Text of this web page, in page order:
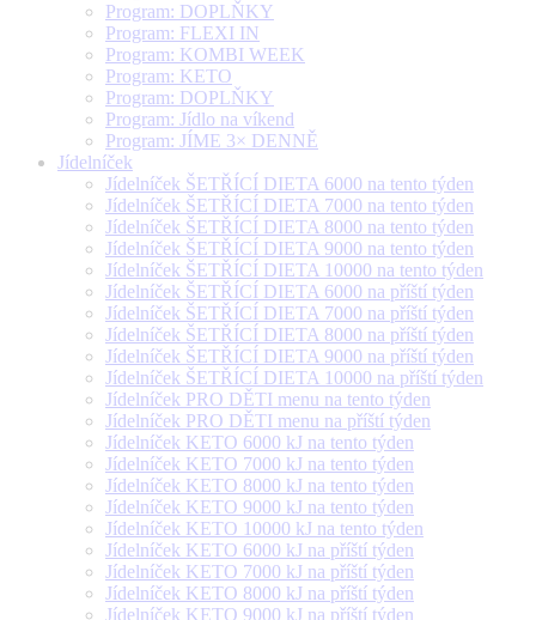
Program: DOPLŇKY
Program: FLEXI IN
Program: KOMBI WEEK
Program: KETO
Program: DOPLŇKY
Program: Jídlo na víkend
Program: JÍME 3× DENNĚ
Jídelníček
Jídelníček ŠETŘÍCÍ DIETA 6000 na tento týden
Jídelníček ŠETŘÍCÍ DIETA 7000 na tento týden
Jídelníček ŠETŘÍCÍ DIETA 8000 na tento týden
Jídelníček ŠETŘÍCÍ DIETA 9000 na tento týden
Jídelníček ŠETŘÍCÍ DIETA 10000 na tento týden
Jídelníček ŠETŘÍCÍ DIETA 6000 na příští týden
Jídelníček ŠETŘÍCÍ DIETA 7000 na příští týden
Jídelníček ŠETŘÍCÍ DIETA 8000 na příští týden
Jídelníček ŠETŘÍCÍ DIETA 9000 na příští týden
Jídelníček ŠETŘÍCÍ DIETA 10000 na příští týden
Jídelníček PRO DĚTI menu na tento týden
Jídelníček PRO DĚTI menu na příští týden
Jídelníček KETO 6000 kJ na tento týden
Jídelníček KETO 7000 kJ na tento týden
Jídelníček KETO 8000 kJ na tento týden
Jídelníček KETO 9000 kJ na tento týden
Jídelníček KETO 10000 kJ na tento týden
Jídelníček KETO 6000 kJ na příští týden
Jídelníček KETO 7000 kJ na příští týden
Jídelníček KETO 8000 kJ na příští týden
Jídelníček KETO 9000 kJ na příští týden